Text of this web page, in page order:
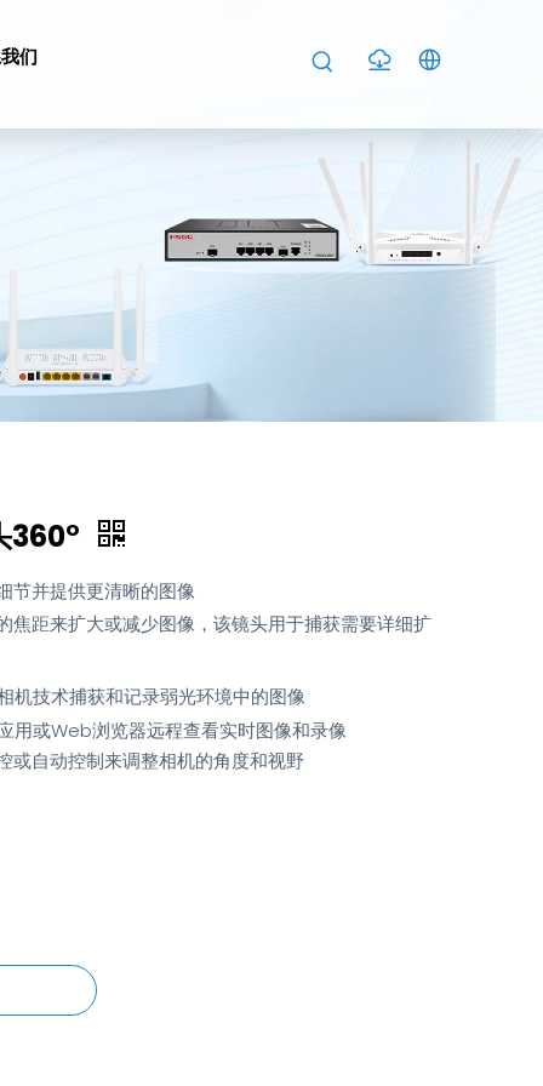
们
360°
节并提供更清晰的图像
焦距来扩大或减少图像，该镜头用于捕获需要详细扩
机技术捕获和记录弱光环境中的图像
用或Web浏览器远程查看实时图像和录像
或自动控制来调整相机的角度和视野